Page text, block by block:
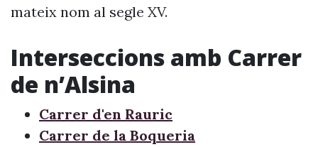
mateix nom al segle XV.
Interseccions amb Carrer
de n’Alsina
Carrer d'en Rauric
Carrer de la Boqueria